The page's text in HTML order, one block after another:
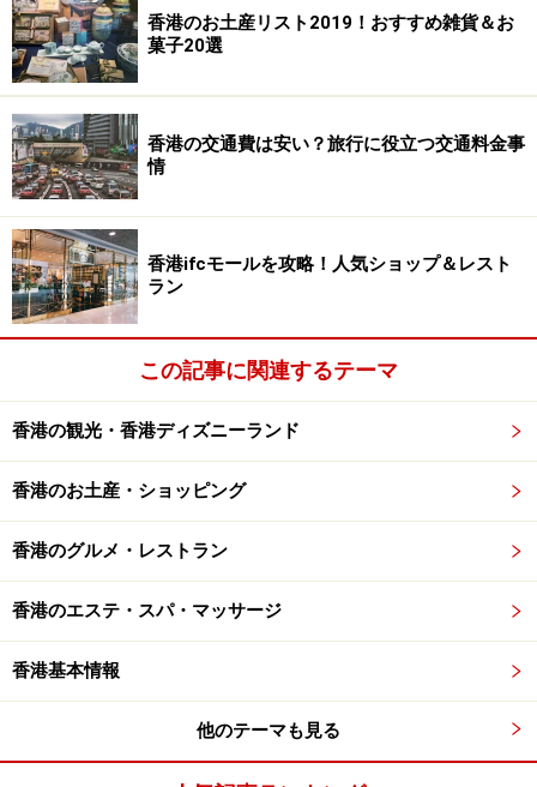
ジャスミン茶味のエッグロールもある
サクサクと軽いので食べやすいロール型クッキー。バタ
ー味やチョコレート味、クリスマスの時期などにはジン
ジャー味などもあり。キーワーベイカリーのほかにもペ
ニンシュラなど、いろんなお店のオリジナルエッグロー
ルをトレイしてみては。旧正月の時期には大きな缶入り
がスーパーなどで山積みになっています。
奇華のものは缶入りは80香港ドル、箱入りは46香港ドル
です。詰め合わせは60香港ドルなので、バラで配っても
■パンダクッキー
パンダの形をしているかわいらしいクッキー。お味も甘
る心配もありません。 パンダの絵がついた缶入りは80香
港ドル、箱入りは98香港ドル。パンダの他にもペンギン
香港のお土産リスト2019！おすすめ雑貨＆お
菓子20選
香港の交通費は安い？旅行に役立つ交通料金事
情
香港ifcモールを攻略！人気ショップ＆レスト
ラン
この記事に関連するテーマ
香港の観光・香港ディズニーランド
香港のお土産・ショッピング
香港のグルメ・レストラン
香港のエステ・スパ・マッサージ
香港基本情報
他のテーマも見る